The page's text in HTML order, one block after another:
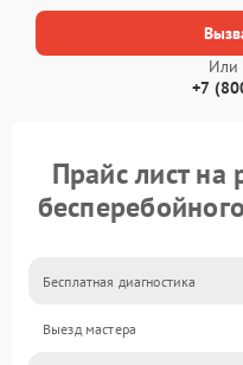
Или
+7
Прайс лист на
Бесплатная диагностика
Выезд мастера